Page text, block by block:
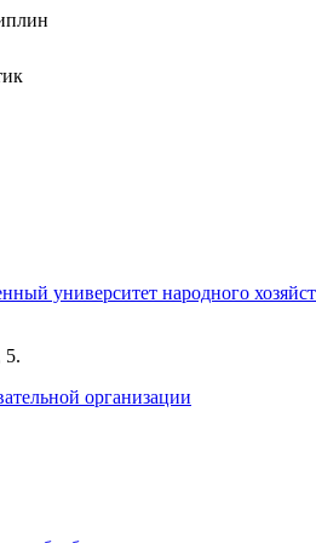
университет народного
5.
организации